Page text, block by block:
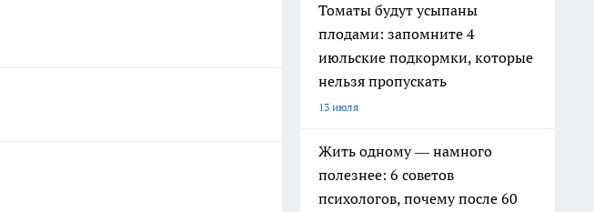
Томаты будут усыпаны
плодами: запомните 4
июльские подкормки, которые
нельзя пропускать
13 июля
Жить одному — намного
полезнее: 6 советов
психологов, почему после 60